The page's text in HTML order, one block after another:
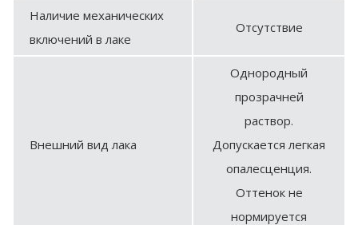
Наличие механических
включений в лаке
Отсутствие
Внешний вид лака
Однородный
прозрачней
раствор.
Допускается легкая
опалесценция.
Оттенок не
нормируется